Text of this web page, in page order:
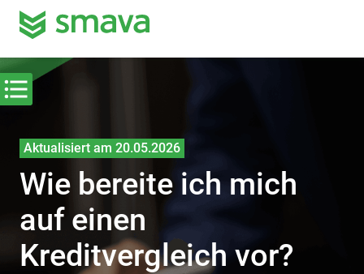
Aktualisiert am 20.05.2026
Wie bereite ich mich
auf einen
Kreditvergleich vor?